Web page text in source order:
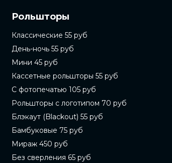
Рольшторы
Классические 55 руб
День-ночь 55 руб
Мини 45 руб
Кассетные рольшторы 55 руб
С фотопечатью 105 руб
Рольшторы с логотипом 70 руб
Блэкаут (Blackout) 55 руб
Бамбуковые 75 руб
Мираж 450 руб
Без сверления 65 руб